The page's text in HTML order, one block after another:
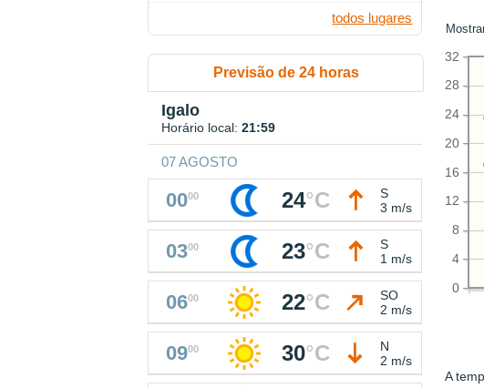
0
4
8
12
16
20
24
28
32
A
todos lugares
Previsão de 24 horas
Igalo
Horário local: 21:59
07 AGOSTO
0000 24°C
S
3 m/s
0300 23°C
S
1 m/s
0600 22°C
SO
2 m/s
0900 30°C
N
2 m/s